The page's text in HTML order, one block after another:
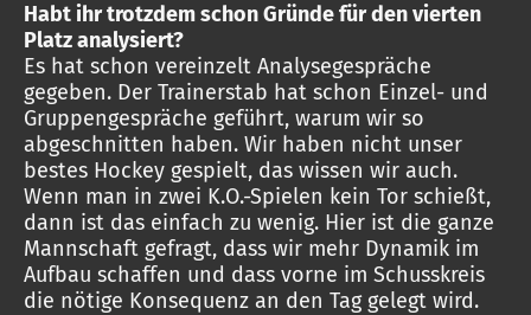
Habt ihr trotzdem schon Gründe für den vierten
Platz analysiert?
Es hat schon vereinzelt Analysegespräche
gegeben. Der Trainerstab hat schon Einzel- und
Gruppengespräche geführt, warum wir so
abgeschnitten haben. Wir haben nicht unser
bestes Hockey gespielt, das wissen wir auch.
Wenn man in zwei K.O.-Spielen kein Tor schießt,
dann ist das einfach zu wenig. Hier ist die ganze
Mannschaft gefragt, dass wir mehr Dynamik im
Aufbau schaffen und dass vorne im Schusskreis
die nötige Konsequenz an den Tag gelegt wird.